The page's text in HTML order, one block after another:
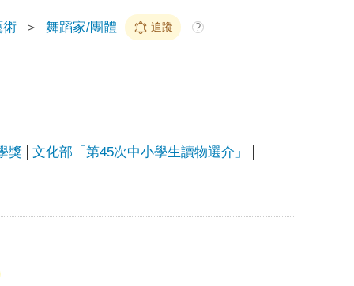
術 ＞ 舞蹈家/團體 追蹤 ?
獎 文化部「第45次中小學生讀物選介」